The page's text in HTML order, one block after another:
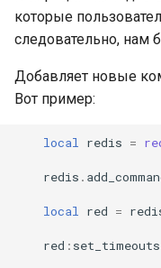
которые
следовательно, нам
Добавляет новые
Вот пример:
local redis =
redis .
local red =
red : set_timeouts